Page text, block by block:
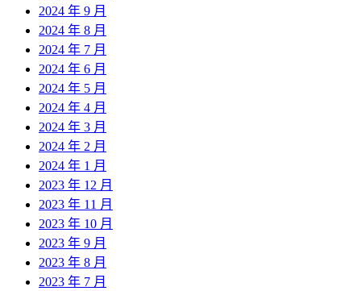
2024 年 9 月
2024 年 8 月
2024 年 7 月
2024 年 6 月
2024 年 5 月
2024 年 4 月
2024 年 3 月
2024 年 2 月
2024 年 1 月
2023 年 12 月
2023 年 11 月
2023 年 10 月
2023 年 9 月
2023 年 8 月
2023 年 7 月